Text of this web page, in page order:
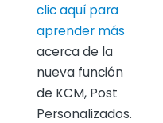
clic aquí para
aprender más
acerca de la
nueva función
de KCM, Post
Personalizados.